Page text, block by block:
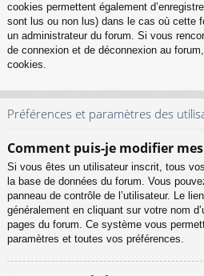
cookies permettent également
sont lus ou non lus) dans le cas où cette
un administrateur du forum. Si vous
de connexion et de déconnexion au
cookies.
Préférences et paramètres des
Comment puis-je modifier
Si vous êtes un utilisateur inscrit, tous
la base de données du forum. Vous
panneau de contrôle de l’utilisateur. Le
généralement en cliquant sur votre nom
pages du forum. Ce système vous
paramètres et toutes vos préférences.